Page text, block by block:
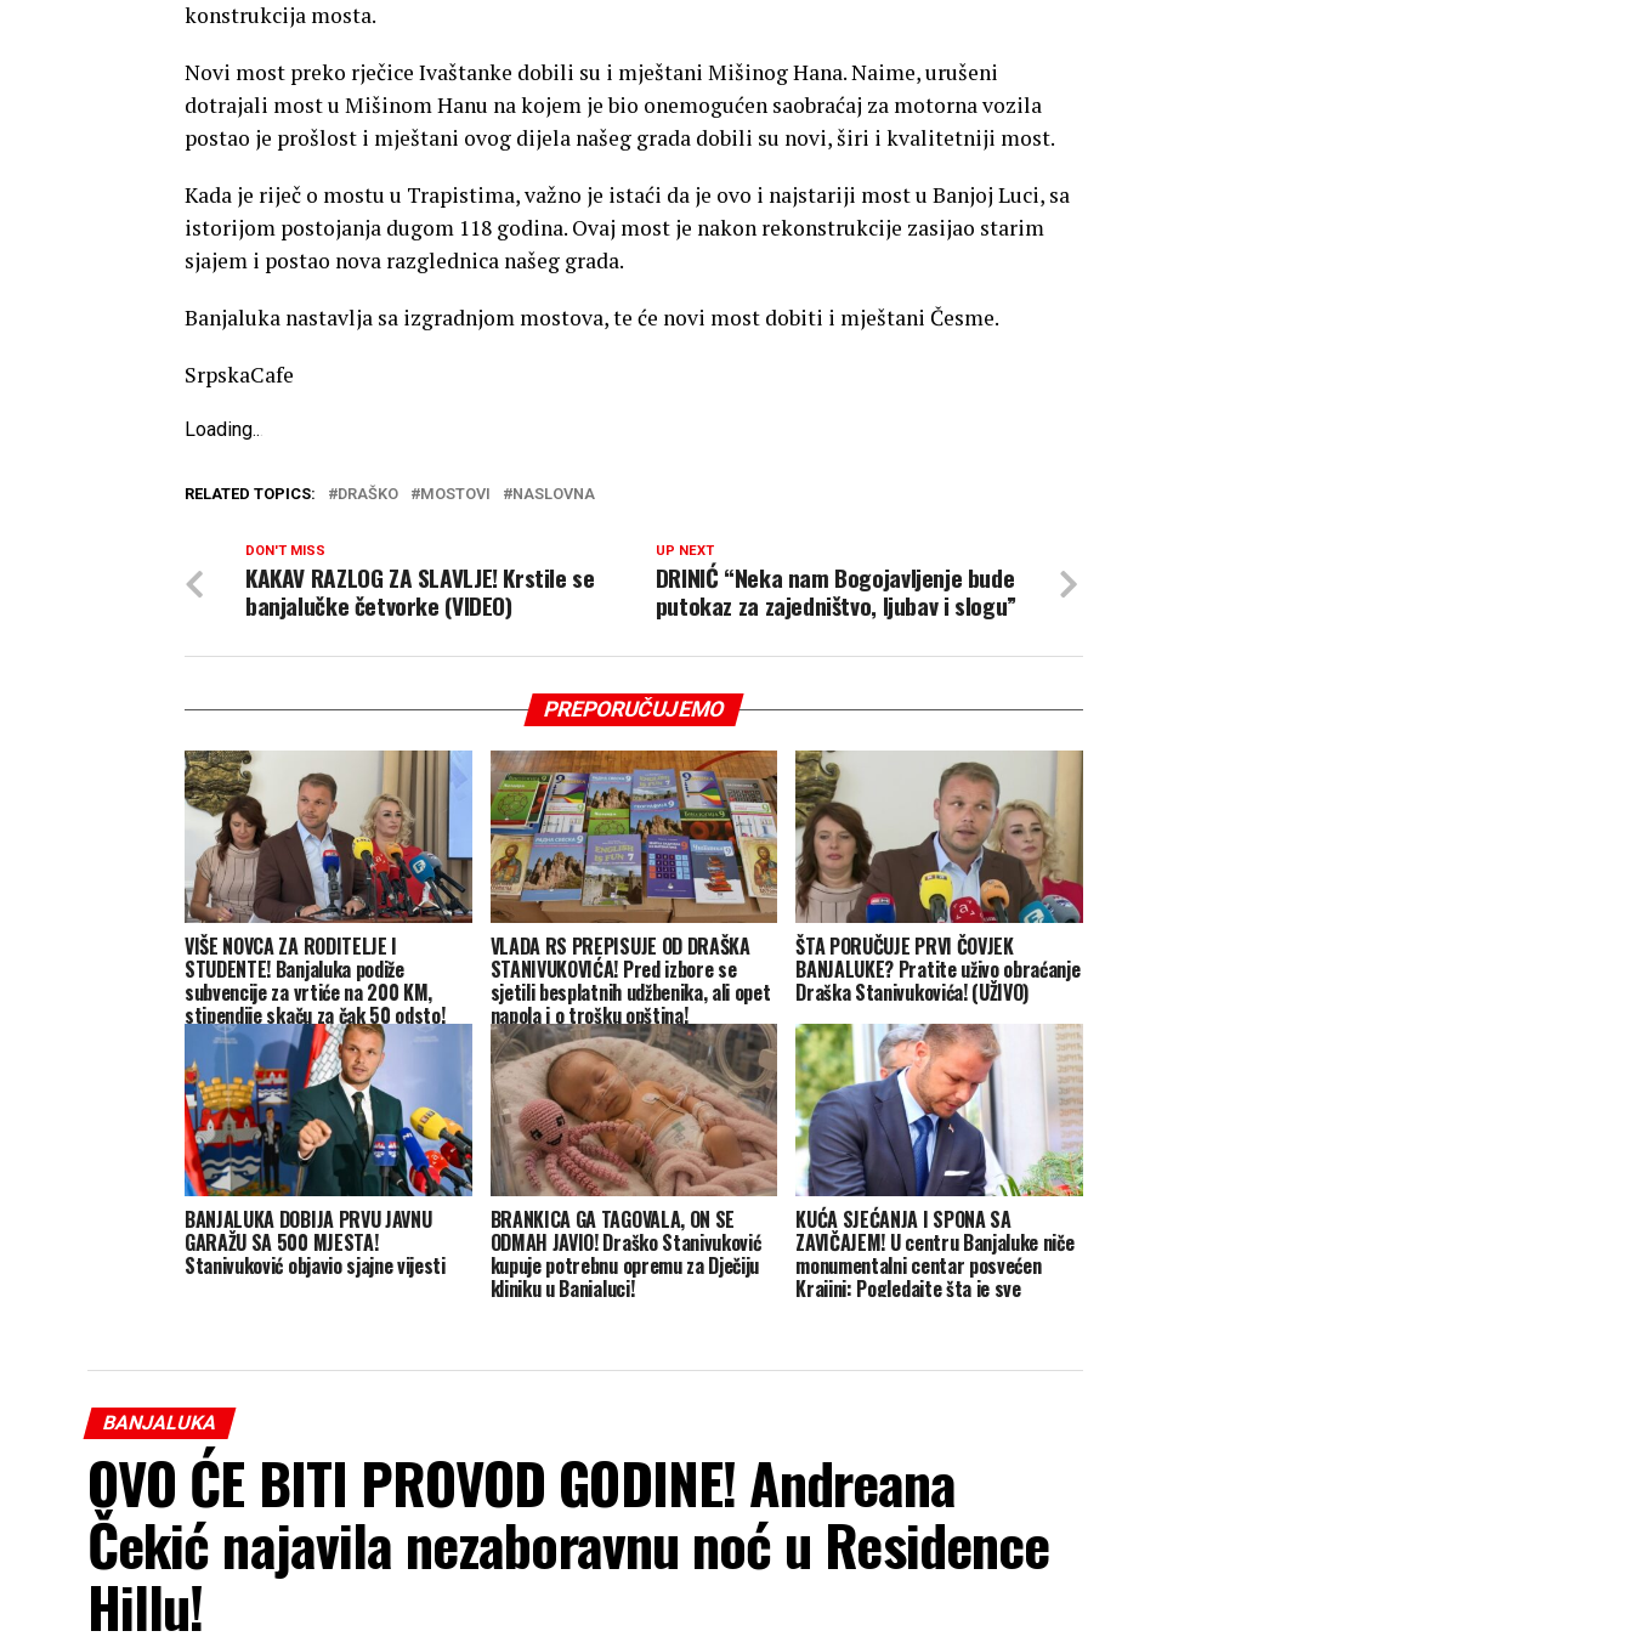
konstrukcija mosta.
Novi most preko rječice Ivaštanke dobili su i mještani Mišinog Hana. Naime, urušeni
dotrajali most u Mišinom Hanu na kojem je bio onemogućen saobraćaj za motorna vozila
postao je prošlost i mještani ovog dijela našeg grada dobili su novi, širi i kvalitetniji most.
Kada je riječ o mostu u Trapistima, važno je istaći da je ovo i najstariji most u Banjoj Luci, sa
istorijom postojanja dugom 118 godina. Ovaj most je nakon rekonstrukcije zasijao starim
sjajem i postao nova razglednica našeg grada.
Banjaluka nastavlja sa izgradnjom mostova, te će novi most dobiti i mještani Česme.
SrpskaCafe
Loading...
RELATED TOPICS: DRAŠKO MOSTOVI NASLOVNA
UP NEXT
DRINIĆ “Neka nam Bogojavljenje bude
putokaz za zajedništvo, ljubav i slogu”
DON'T MISS
KAKAV RAZLOG ZA SLAVLJE! Krstile se
banjalučke četvorke (VIDEO)
PREPORUČUJEMO
VIŠE NOVCA ZA RODITELJE I
STUDENTE! Banjaluka podiže
subvencije za vrtiće na 200 KM,
stipendije skaču za čak 50 odsto!
VLADA RS PREPISUJE OD DRAŠKA
STANIVUKOVIĆA! Pred izbore se
sjetili besplatnih udžbenika, ali opet
napola i o trošku opština!
ŠTA PORUČUJE PRVI ČOVJEK
BANJALUKE? Pratite uživo obraćanje
Draška Stanivukovića! (UŽIVO)
BANJALUKA DOBIJA PRVU JAVNU
GARAŽU SA 500 MJESTA!
Stanivuković objavio sjajne vijesti
BRANKICA GA TAGOVALA, ON SE
ODMAH JAVIO! Draško Stanivuković
kupuje potrebnu opremu za Dječiju
kliniku u Banjaluci!
KUĆA SJEĆANJA I SPONA SA
ZAVIČAJEM! U centru Banjaluke niče
monumentalni centar posvećen
Krajini: Pogledajte šta je sve
BANJALUKA
OVO ĆE BITI PROVOD GODINE! Andreana
Čekić najavila nezaboravnu noć u Residence
Hillu!